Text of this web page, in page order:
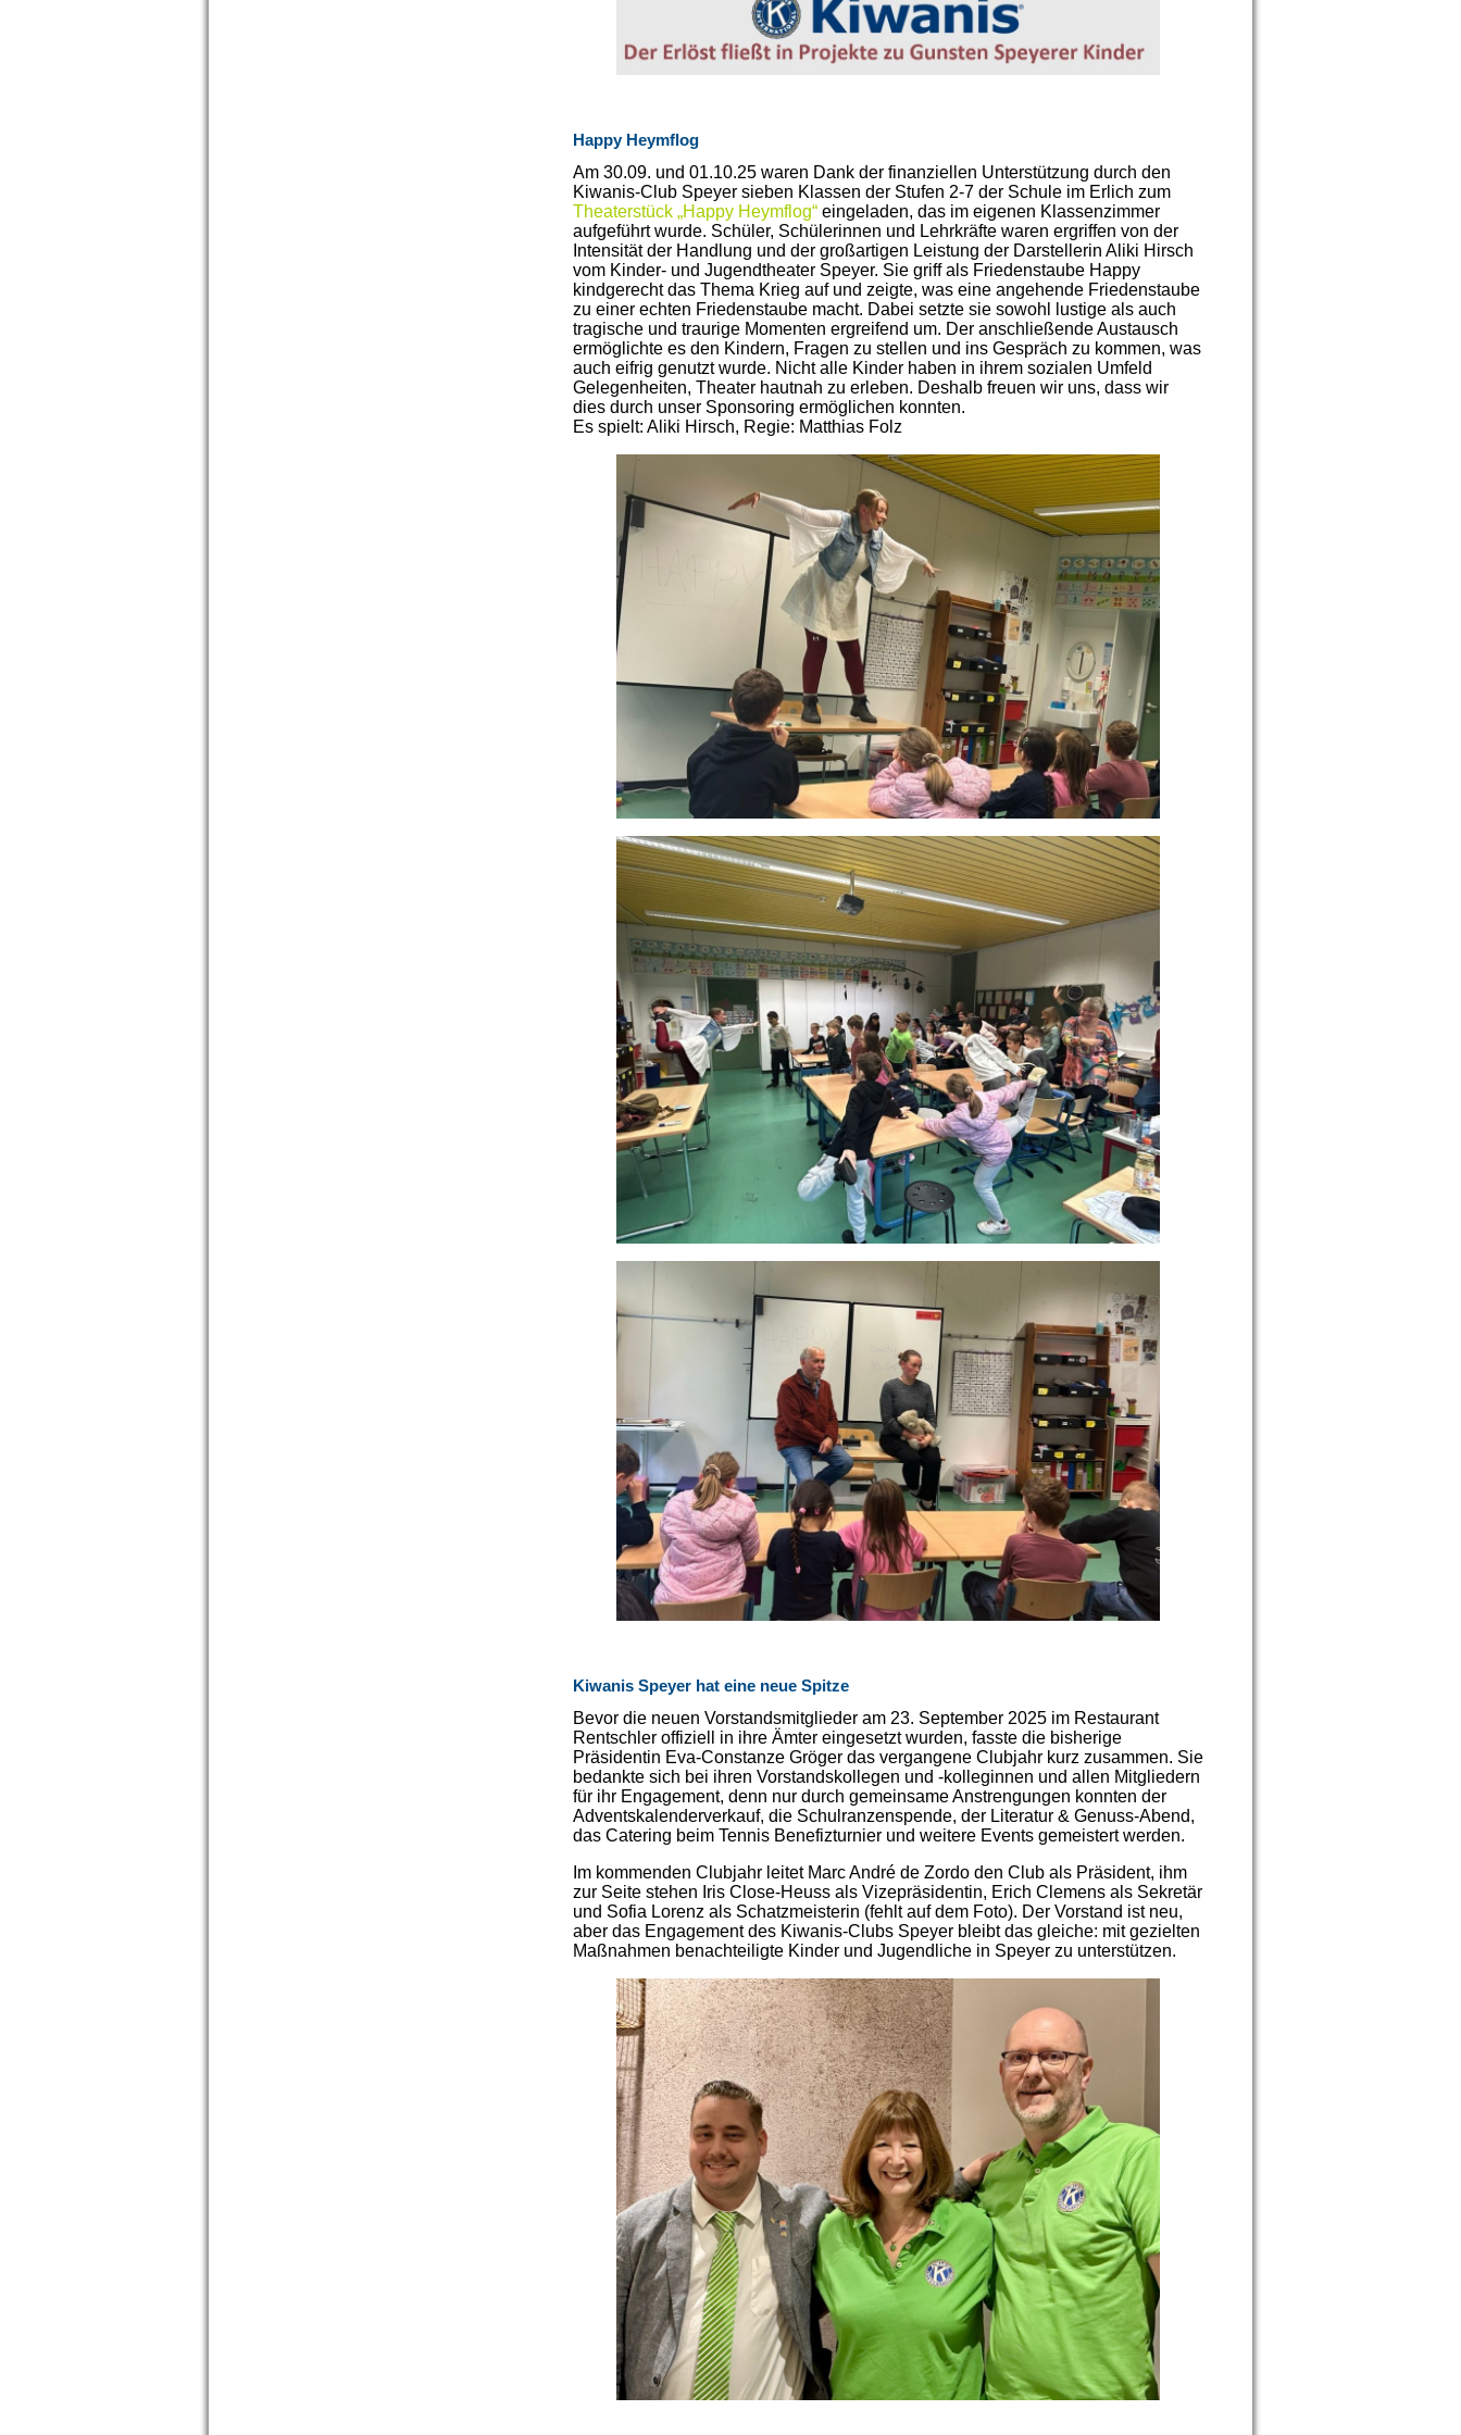
Happy Heymflog
Am 30.09. und 01.10.25 waren Dank der finanziellen Unterstützung durch den
Kiwanis-Club Speyer sieben Klassen der Stufen 2-7 der Schule im Erlich zum
Theaterstück „Happy Heymflog“ eingeladen, das im eigenen Klassenzimmer
aufgeführt wurde. Schüler, Schülerinnen und Lehrkräfte waren ergriffen von der
Intensität der Handlung und der großartigen Leistung der Darstellerin Aliki Hirsch
vom Kinder- und Jugendtheater Speyer. Sie griff als Friedenstaube Happy
kindgerecht das Thema Krieg auf und zeigte, was eine angehende Friedenstaube
zu einer echten Friedenstaube macht. Dabei setzte sie sowohl lustige als auch
tragische und traurige Momenten ergreifend um. Der anschließende Austausch
ermöglichte es den Kindern, Fragen zu stellen und ins Gespräch zu kommen, was
auch eifrig genutzt wurde. Nicht alle Kinder haben in ihrem sozialen Umfeld
Gelegenheiten, Theater hautnah zu erleben. Deshalb freuen wir uns, dass wir
dies durch unser Sponsoring ermöglichen konnten.
Es spielt: Aliki Hirsch, Regie: Matthias Folz
Kiwanis Speyer hat eine neue Spitze
Bevor die neuen Vorstandsmitglieder am 23. September 2025 im Restaurant
Rentschler offiziell in ihre Ämter eingesetzt wurden, fasste die bisherige
Präsidentin Eva-Constanze Gröger das vergangene Clubjahr kurz zusammen. Sie
bedankte sich bei ihren Vorstandskollegen und -kolleginnen und allen Mitgliedern
für ihr Engagement, denn nur durch gemeinsame Anstrengungen konnten der
Adventskalenderverkauf, die Schulranzenspende, der Literatur & Genuss-Abend,
das Catering beim Tennis Benefizturnier und weitere Events gemeistert werden.
Im kommenden Clubjahr leitet Marc André de Zordo den Club als Präsident, ihm
zur Seite stehen Iris Close-Heuss als Vizepräsidentin, Erich Clemens als Sekretär
und Sofia Lorenz als Schatzmeisterin (fehlt auf dem Foto). Der Vorstand ist neu,
aber das Engagement des Kiwanis-Clubs Speyer bleibt das gleiche: mit gezielten
Maßnahmen benachteiligte Kinder und Jugendliche in Speyer zu unterstützen.